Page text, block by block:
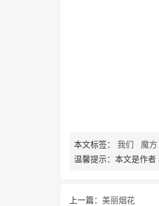
本文标签： 我们 魔方
温馨提示：本文是作者
上一篇： 美丽烟花